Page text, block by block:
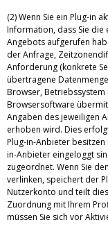
(2) Wenn Sie ein Plug-in
Information, dass Sie
Angebots aufgerufen
der Anfrage,
Anforderung (konkrete
übertragene
Browser,
Browsersoftware
Angaben des jeweiligen
erhoben wird. Dies
Plug-in-Anbieter
in-Anbieter eingeloggt
zugeordnet. Wenn Sie
verlinken, speichert der
Nutzerkonto und teilt
Zuordnung mit Ihrem
müssen Sie sich vor